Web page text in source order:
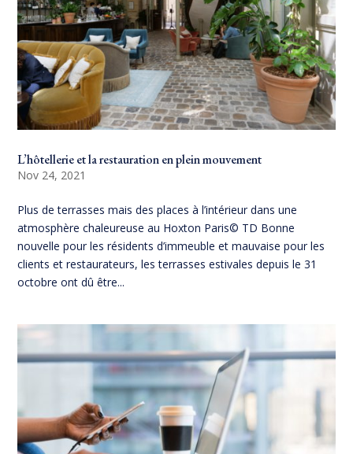
L’hôtellerie et la restauration en plein mouvement
Nov 24, 2021
Plus de terrasses mais des places à l’intérieur dans une
atmosphère chaleureuse au Hoxton Paris© TD Bonne
nouvelle pour les résidents d’immeuble et mauvaise pour les
clients et restaurateurs, les terrasses estivales depuis le 31
octobre ont dû être...